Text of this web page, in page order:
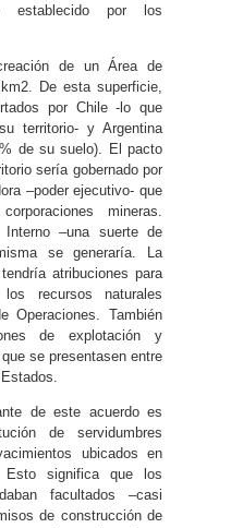
por los
de un Área de
De esta superficie,
por Chile -lo que
territorio- y Argentina
de su suelo). El pacto
sería gobernado por
–poder ejecutivo- que
mineras.
–una suerte de
se generaría. La
atribuciones para
recursos naturales
Operaciones. También
de explotación y
se presentasen entre
de este acuerdo es
de servidumbres
ubicados en
Esto significa que los
facultados –casi
de construcción de